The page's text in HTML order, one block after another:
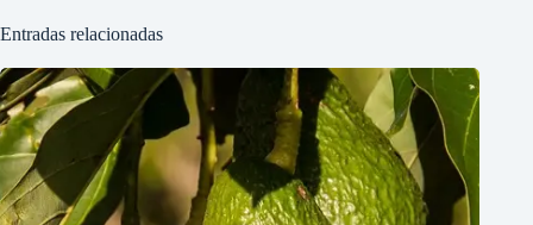
Entradas relacionadas